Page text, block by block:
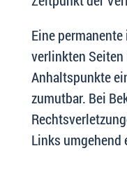
Eine
verlinkten
Anhaltspunkte
zumutbar. Bei
Links umgehend